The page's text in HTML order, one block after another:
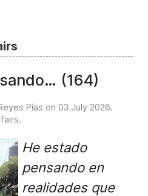
(164)
Pías on 03 July 2026.
.
He estado
pensando en
realidades que